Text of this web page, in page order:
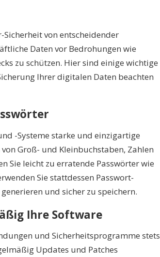
von entscheidender
Daten vor Bedrohungen wie
zu schützen. Hier sind einige wichtige
Ihrer digitalen Daten beachten
-Systeme starke und einzigartige
Groß- und Kleinbuchstaben, Zahlen
Sie leicht zu erratende Passwörter wie
Sie stattdessen Passwort-
und sicher zu speichern.
Ihre Software
und Sicherheitsprogramme stets
Updates und Patches